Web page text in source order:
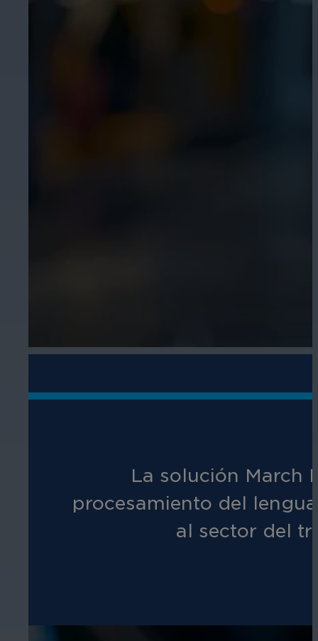
La solución March
procesamiento del
al sector del